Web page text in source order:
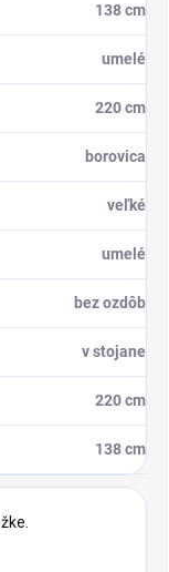
138 cm
umelé
220 cm
borovica
veľké
umelé
bez ozdôb
v stojane
220 cm
138 cm